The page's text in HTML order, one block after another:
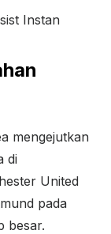
mengejutkan
di
United
pada
besar.